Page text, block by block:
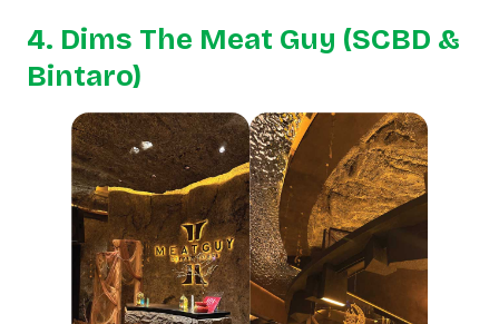
4. Dims The Meat Guy (SCBD &
Bintaro)